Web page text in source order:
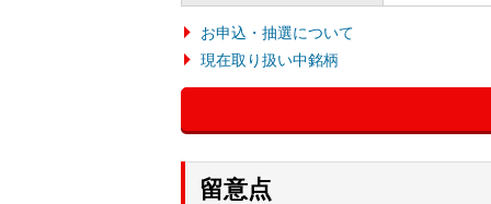
お申込・抽選について
現在取り扱い中銘柄
留意点